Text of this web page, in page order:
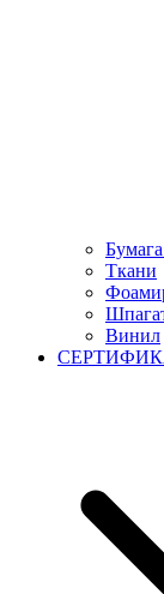
Ткани
Винил